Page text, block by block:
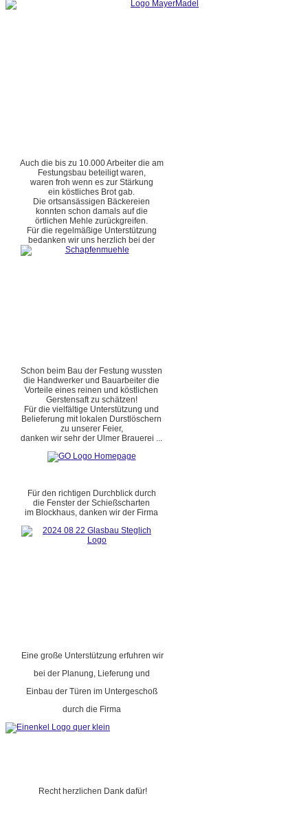
Auch die bis zu 10.000 Arbeiter die am
Festungsbau beteiligt waren,
waren froh wenn es zur Stärkung
ein köstliches Brot gab.
Die ortsansässigen Bäckereien
konnten schon damals auf die
örtlichen Mehle zurückgreifen.
Für die regelmäßige Unterstützung
bedanken wir uns herzlich bei der
Schon beim Bau der Festung wussten
die Handwerker und Bauarbeiter die
Vorteile eines reinen und köstlichen
Gerstensaft zu schätzen!
Für die vielfältige Unterstützung und
Belieferung mit lokalen Durstlöschern
zu unserer Feier,
danken wir sehr der Ulmer Brauerei ...
Für den richtigen Durchblick durch
die Fenster der Schießscharten
im Blockhaus, danken wir der Firma
Eine große Unterstützung erfuhren wir
bei der Planung, Lieferung und
Einbau der Türen im Untergeschoß
durch die Firma
Recht herzlichen Dank dafür!